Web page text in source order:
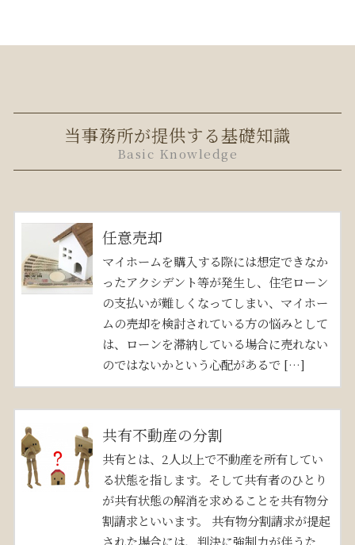
当事務所が提供する基礎知識
Basic Knowledge
任意売却
マイホームを購入する際には想定できなか
ったアクシデント等が発生し、住宅ローン
の支払いが難しくなってしまい、マイホー
ムの売却を検討されている方の悩みとして
は、ローンを滞納している場合に売れない
のではないかという心配があるで […]
共有不動産の分割
共有とは、2人以上で不動産を所有してい
る状態を指します。そして共有者のひとり
が共有状態の解消を求めることを共有物分
割請求といいます。 共有物分割請求が提起
された場合には、判決に強制力が伴うた